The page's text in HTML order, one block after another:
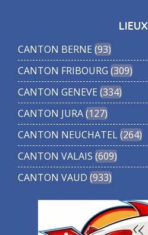
LIEUX
CANTON BERNE 93
CANTON FRIBOURG 309
CANTON GENEVE 334
CANTON JURA 127
CANTON NEUCHATEL 264
CANTON VALAIS 609
CANTON VAUD 933